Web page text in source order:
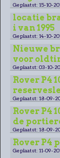
Geplaatst: 15-10-
locatie
i van 1995
Geplaatst: 14-10-
Nieuwe
voor
Geplaatst: 03-10-
Rover P4
Geplaatst: 18-09-
Rover P4
de
Geplaatst: 18-09-
Rover P4
Geplaatst: 11-09-